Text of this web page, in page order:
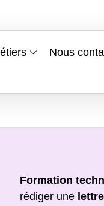
Nous
Formation
rédiger une